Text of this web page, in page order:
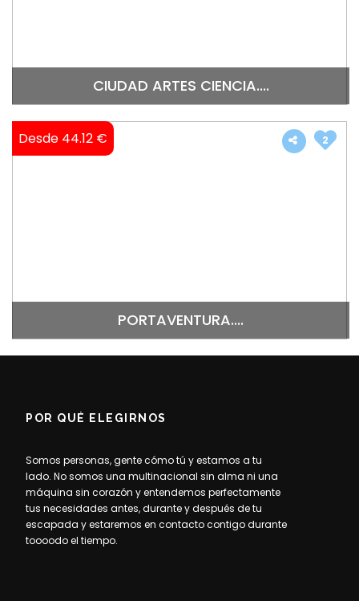
CIUDAD ARTES CIENCIA....
Desde 44.12 €
PORTAVENTURA....
2
POR QUÉ ELEGIRNOS
Somos personas, gente cómo tú y estamos a tu
lado. No somos una multinacional sin alma ni una
máquina sin corazón y entendemos perfectamente
tus necesidades antes, durante y después de tu
escapada y estaremos en contacto contigo durante
toooodo el tiempo.